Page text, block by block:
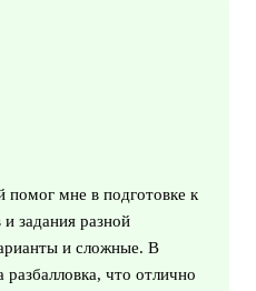
мне в подготовке к
задания разной
и сложные. В
что отлично